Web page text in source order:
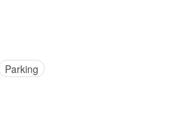
Parking